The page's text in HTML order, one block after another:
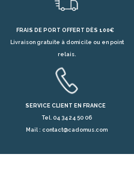
FRAIS DE PORT OFFERT DÈS 100€
Livraison gratuite à domicile ou en point
relais.
SERVICE CLIENT EN FRANCE
Tel. 04 34 24 50 06
Mail : contact@cadomus.com